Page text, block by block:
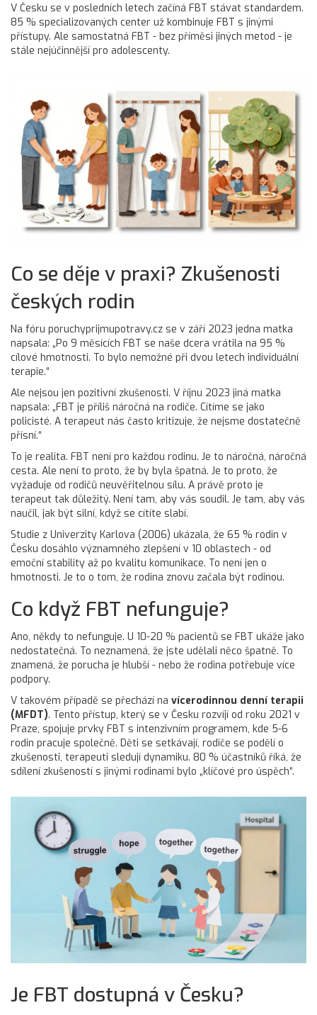
V Česku se v posledních letech začíná FBT stávat standardem.
85 % specializovaných center už kombinuje FBT s jinými
přístupy. Ale samostatná FBT - bez příměsi jiných metod - je
stále nejúčinnější pro adolescenty.
Co se děje v praxi? Zkušenosti
českých rodin
Na fóru poruchyprijmupotravy.cz se v září 2023 jedna matka
napsala: „Po 9 měsících FBT se naše dcera vrátila na 95 %
cílové hmotnosti. To bylo nemožné při dvou letech individuální
terapie.“
Ale nejsou jen pozitivní zkušenosti. V říjnu 2023 jiná matka
napsala: „FBT je příliš náročná na rodiče. Cítíme se jako
policisté. A terapeut nás často kritizuje, že nejsme dostatečně
přísní.“
To je realita. FBT není pro každou rodinu. Je to náročná, náročná
cesta. Ale není to proto, že by byla špatná. Je to proto, že
vyžaduje od rodičů neuvěřitelnou sílu. A právě proto je
terapeut tak důležitý. Není tam, aby vás soudil. Je tam, aby vás
naučil, jak být silní, když se cítíte slabí.
Studie z Univerzity Karlova (2006) ukázala, že 65 % rodin v
Česku dosáhlo významného zlepšení v 10 oblastech - od
emoční stability až po kvalitu komunikace. To není jen o
hmotnosti. Je to o tom, že rodina znovu začala být rodinou.
Co když FBT nefunguje?
Ano, někdy to nefunguje. U 10-20 % pacientů se FBT ukáže jako
nedostatečná. To neznamená, že jste udělali něco špatně. To
znamená, že porucha je hlubší - nebo že rodina potřebuje více
podpory.
V takovém případě se přechází na vícerodinnou denní terapii
(MFDT). Tento přístup, který se v Česku rozvíjí od roku 2021 v
Praze, spojuje prvky FBT s intenzivním programem, kde 5-6
rodin pracuje společně. Děti se setkávají, rodiče se podělí o
zkušenosti, terapeuti sledují dynamiku. 80 % účastníků říká, že
sdílení zkušeností s jinými rodinami bylo „klíčové pro úspěch“.
Je FBT dostupná v Česku?